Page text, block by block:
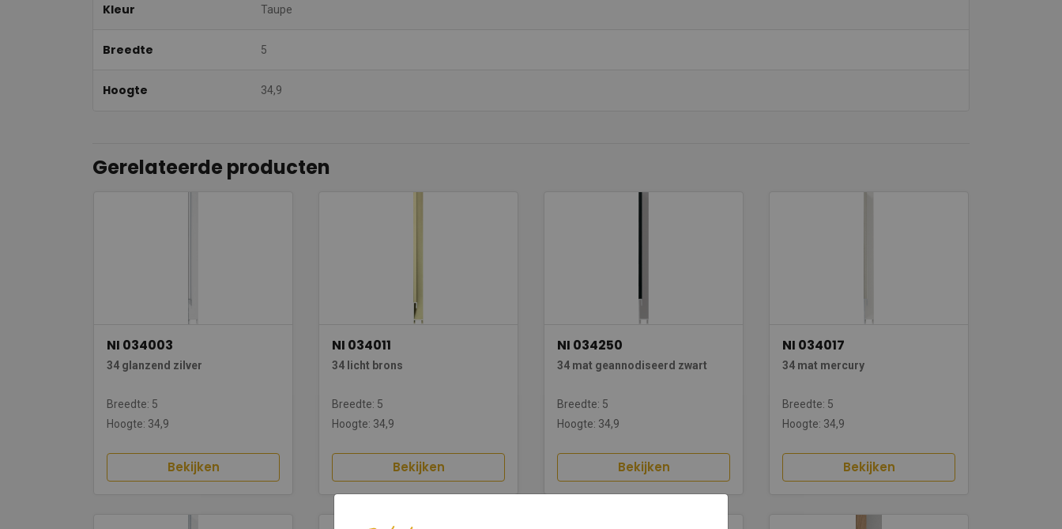
Kleur Taupe
Breedte 5
Hoogte 34,9
Gerelateerde producten
NI 034003
34 glanzend zilver
Breedte: 5
Hoogte: 34,9
Bekijken
NI 034011
34 licht brons
Breedte: 5
Hoogte: 34,9
Bekijken
NI 034250
34 mat geannodiseerd zwart
Breedte: 5
Hoogte: 34,9
Bekijken
NI 034017
34 mat mercury
Breedte: 5
Hoogte: 34,9
Bekijken